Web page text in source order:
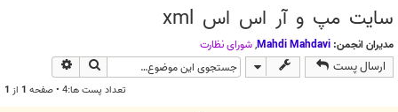
سایت مپ و آر اس اس xml
مدیران انجمن: Mahdi Mahdavi
,شوراي نظارت
ارسال پست جستجو
تعداد پست ها:4 • صفحه 1 از 1